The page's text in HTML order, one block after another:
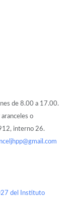
de 8.00 a 17.00.
o
interno 26.
del Instituto